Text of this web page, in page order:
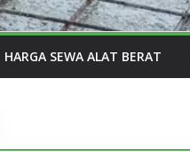
HARGA SEWA ALAT BERAT